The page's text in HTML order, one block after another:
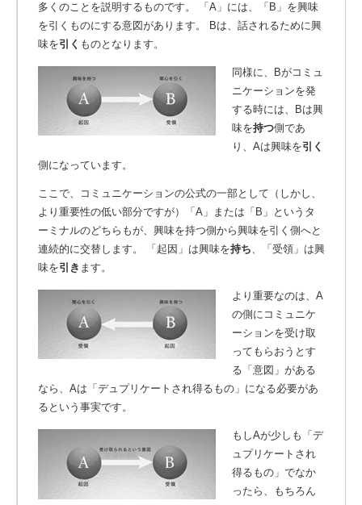
多くのことを説明するものです。
「A」には、「B」を興味
を引くものにする意図があります。
Bは、話されるために興
味を引く ものとなります。
同様に、Bがコミュ
ニケーションを発
する時には、Bは興
味を持つ側であ
り、Aは興味を引く
側になっています。
ここで、コミュニケーションの公式の一部として（しかし、
より重要性の低い部分ですが）「A」または「B」というタ
ーミナルのどちらもが、興味を持つ側から興味を引く側へと
連続的に交替します。
「起因」は興味を持ち、「受領」は興
味を引き ます。
より重要なのは、A
の側にコミュニケ
ーションを受け取
ってもらおうとす
る「意図」がある
なら、Aは「デュプリケートされ得るもの」になる必要があ
るという事実です。
もしAが少しも「デ
ュプリケートされ
得るもの」でなか
ったら、もちろん